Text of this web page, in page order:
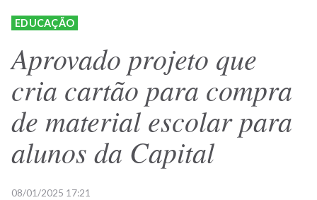
EDUCAÇÃO
Aprovado projeto que
cria cartão para compra
de material escolar para
alunos da Capital
08/01/2025 17:21